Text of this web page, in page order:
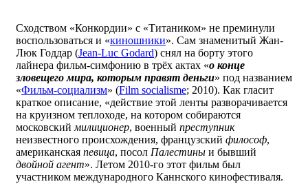
Сходством «Конкордии» с «Титаником» не преминули
воспользоваться и «киношники». Сам знаменитый Жан-
Люк Годдар (Jean-Luc Godard) снял на борту этого
лайнера фильм-симфонию в трёх актах «о конце
зловещего мира, которым правят деньги» под названием
«Фильм-социализм» (Film socialisme; 2010). Как гласит
краткое описание, «действие этой ленты разворачивается
на круизном теплоходе, на котором собираются
московский милиционер, военный преступник
неизвестного происхождения, французский философ,
американская певица, посол Палестины и бывший
двойной агент». Летом 2010-го этот фильм был
участником международного Каннского кинофестиваля.